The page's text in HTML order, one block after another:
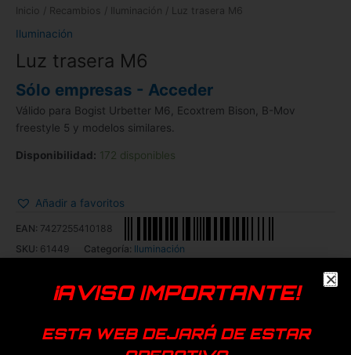
Inicio / Recambios / Iluminación / Luz trasera M6
Iluminación
Luz trasera M6
Sólo empresas - Acceder
Válido para Bogist Urbetter M6, Ecoxtrem Bison, B-Mov
freestyle 5 y modelos similares.
Disponibilidad: 172 disponibles
Añadir a favoritos
EAN: 7427255410188
SKU: 61449 Categoría: Iluminación
Genérica
Productos relacionados
¡AVISO IMPORTANTE!
ESTA WEB DEJARÁ DE ESTAR